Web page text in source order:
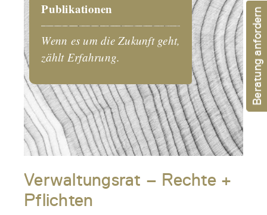
Publikationen
Wenn es um die Zukunft geht,
zählt Erfahrung.
Verwaltungsrat – Rechte +
Pflichten
Beratung anfordern